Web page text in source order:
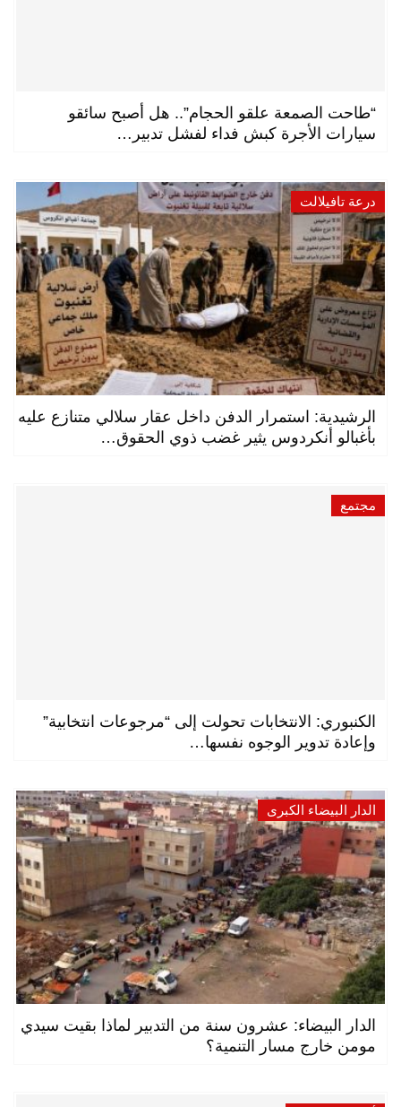
“طاحت الصمعة علقو الحجام”.. هل أصبح سائقو
سيارات الأجرة كبش فداء لفشل تدبير…
درعة تافيلالت
الرشيدية: استمرار الدفن داخل عقار سلالي متنازع عليه
بأغبالو أنكردوس يثير غضب ذوي الحقوق…
مجتمع
الكنبوري: الانتخابات تحولت إلى “مرجوعات انتخابية”
وإعادة تدوير الوجوه نفسها…
الدار البيضاء الكبرى
الدار البيضاء: عشرون سنة من التدبير لماذا بقيت سيدي
مومن خارج مسار التنمية؟